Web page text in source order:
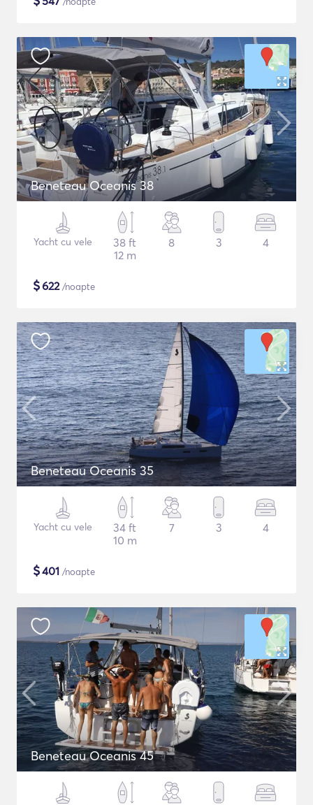
Beneteau Oceanis 38
Yacht cu vele
38 ft
12 m
8 3 4
$622/noapte
Beneteau Oceanis 35
Yacht cu vele
34 ft
10 m
7 3 4
$401 /noapte
Beneteau Oceanis 45